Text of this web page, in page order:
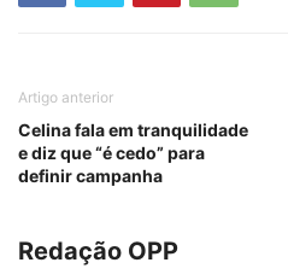
Artigo anterior
Celina fala em tranquilidade
e diz que “é cedo” para
definir campanha
Redação OPP